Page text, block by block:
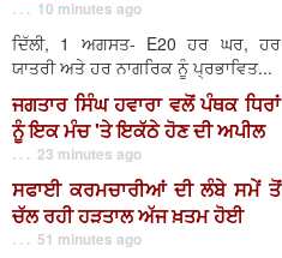
. . . 10 minutes ago
ਦਿੱਲੀ, 1 ਅਗਸਤ- E20 ਹਰ ਘਰ, ਹਰ
ਯਾਤਰੀ ਅਤੇ ਹਰ ਨਾਗਰਿਕ ਨੂੰ ਪ੍ਰਭਾਵਿਤ...
ਜਗਤਾਰ ਸਿੰਘ ਹਵਾਰਾ ਵਲੋਂ ਪੰਥਕ ਧਿਰਾਂ
ਨੂੰ ਇਕ ਮੰਚ 'ਤੇ ਇਕੱਠੇ ਹੋਣ ਦੀ ਅਪੀਲ
. . . 23 minutes ago
ਸਫਾਈ ਕਰਮਚਾਰੀਆਂ ਦੀ ਲੰਬੇ ਸਮੇਂ ਤੋਂ
ਚੱਲ ਰਹੀ ਹੜਤਾਲ ਅੱਜ ਖ਼ਤਮ ਹੋਈ
. . . 51 minutes ago